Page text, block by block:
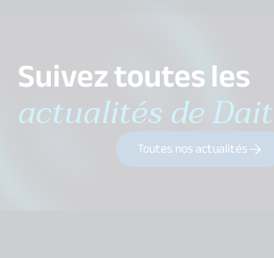
Suivez toutes les
actualités de
Toutes nos actualités